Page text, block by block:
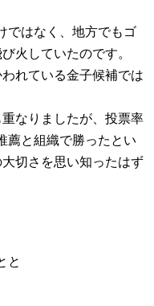
ではなく、地方でもゴ
火していたのです。
れている金子候補では
なりましたが、投票率
薦と組織で勝ったとい
切さを思い知ったはず
と